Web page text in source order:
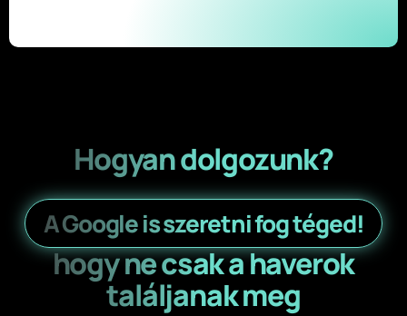
Hogyan dolgozunk?
A Google is szeretni fog téged!
hogy ne csak a haverok
találjanak meg